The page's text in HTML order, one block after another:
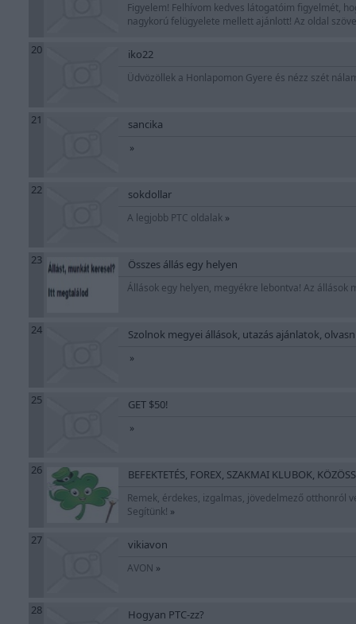
Figyelem! Felhívom kedves látogatóim figyelmét,
nagykorú felügyelete mellett ajánlott! Az oldal
20 iko22
Üdvözöllek a Honlapomon Gyere és nézz szét
21 sancika
»
22 sokdollar
A legjobb PTC oldalak »
23 Összes állás egy helyen
Állások egy helyen, megyékre lebontva! Az állások
24 Szolnok megyei állások, utazás ajánlatok,
»
25 GET $50!
»
26 BEFEKTETÉS, FOREX, SZAKMAI KLUBOK,
Remek, érdekes, izgalmas, jövedelmező otthonról
Segítünk! »
27 vikiavon
AVON »
28 Hogyan PTC-zz?